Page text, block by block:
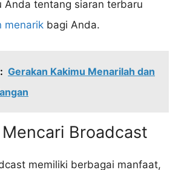
Anda tentang siaran terbaru
menarik bagi Anda.
Gerakan Kakimu Menarilah dan
Broadcast
memiliki berbagai manfaat,